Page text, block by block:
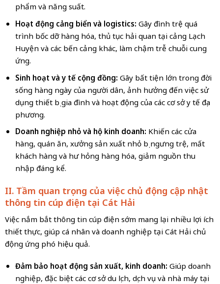
phẩm và năng suất.
Hoạt động cảng biển và logistics: Gây đình trệ quá
trình bốc dỡ hàng hóa, thủ tục hải quan tại cảng Lạch
Huyện và các bến cảng khác, làm chậm trễ chuỗi cung
ứng.
Sinh hoạt và y tế cộng đồng: Gây bất tiện lớn trong đời
sống hàng ngày của người dân, ảnh hưởng đến việc sử
dụng thiết bị gia đình và hoạt động của các cơ sở y tế địa
phương.
Doanh nghiệp nhỏ và hộ kinh doanh: Khiến các cửa
hàng, quán ăn, xưởng sản xuất nhỏ bị ngưng trệ, mất
khách hàng và hư hỏng hàng hóa, giảm nguồn thu
nhập đáng kể.
II. Tầm quan trọng của việc chủ động cập nhật
thông tin cúp điện tại Cát Hải
Việc nắm bắt thông tin cúp điện sớm mang lại nhiều lợi ích
thiết thực, giúp cá nhân và doanh nghiệp tại Cát Hải chủ
động ứng phó hiệu quả.
Đảm bảo hoạt động sản xuất, kinh doanh: Giúp doanh
nghiệp, đặc biệt các cơ sở du lịch, dịch vụ và nhà máy tại